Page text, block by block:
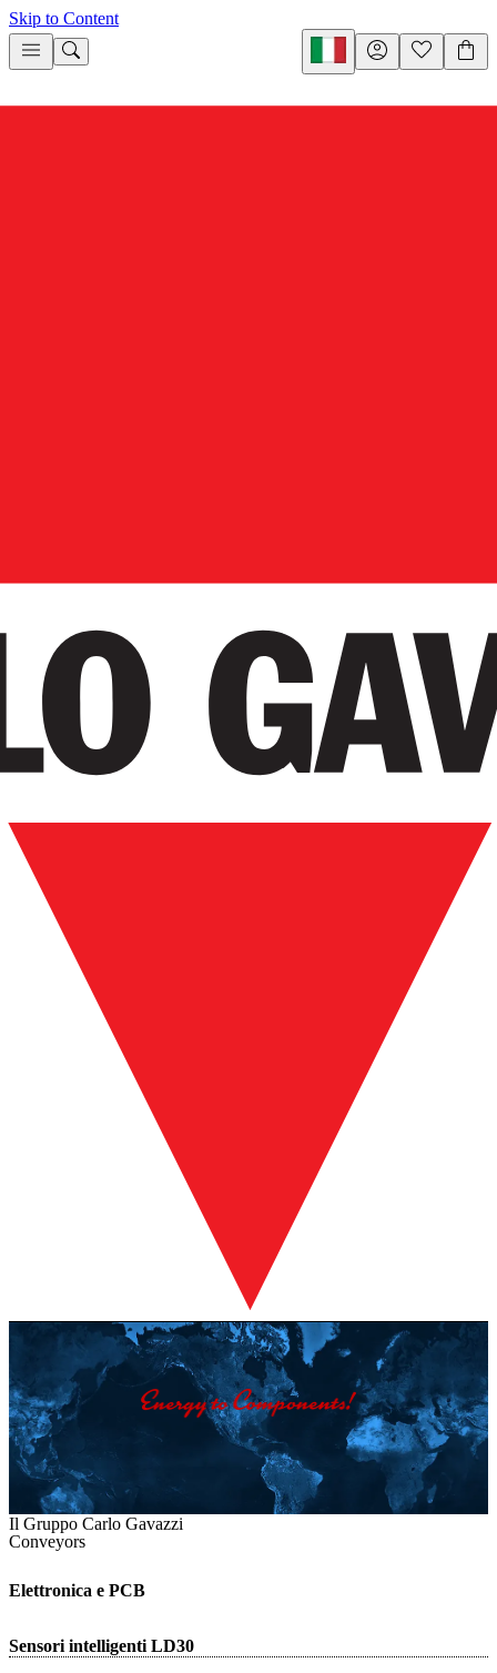
Skip to Content
Il Gruppo Carlo Gavazzi
Conveyors
Elettronica e PCB
Sensori intelligenti LD30